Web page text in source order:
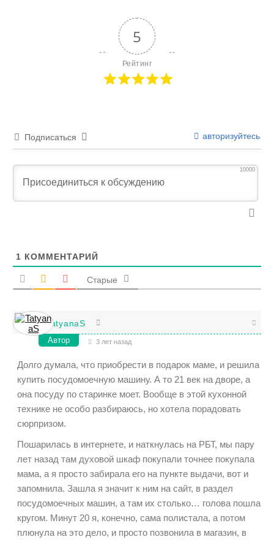
5
Рейтинг
Подписаться авторизуйтесь
10000
1 КОММЕНТАРИЙ
Старые
TatyanaS
Автор 3 лет назад
Долго думала, что приобрести в подарок маме, и решила
купить посудомоечную машину. А то 21 век на дворе, а
она посуду по старинке моет. Вообще в этой кухонной
технике не особо разбираюсь, но хотела порадовать
сюрпризом.
Пошарилась в интернете, и наткнулась на РБТ, мы пару
лет назад там духовой шкаф покупали точнее покупала
мама, а я просто забирала его на пункте выдачи, вот и
запомнила. Зашла я значит к ним на сайт, в раздел
посудомоечных машин, а там их столько… голова пошла
кругом. Минут 20 я, конечно, сама полистала, а потом
плюнула на это дело, и просто позвонила в магазин, в